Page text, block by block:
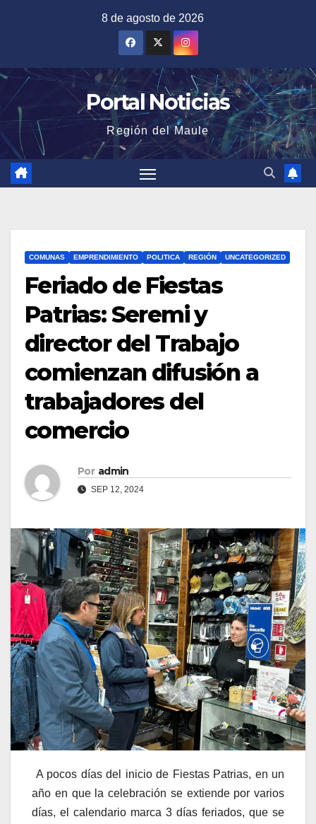
8 de agosto de 2026
Portal Noticias
Región del Maule
COMUNAS EMPRENDIMIENTO POLITICA REGIÓN UNCATEGORIZED
Feriado de Fiestas
Patrias: Seremi y
director del Trabajo
comienzan difusión a
trabajadores del
comercio
Por admin
SEP 12, 2024
A pocos días del inicio de Fiestas Patrias, en un
año en que la celebración se extiende por varios
días, el calendario marca 3 días feriados, que se